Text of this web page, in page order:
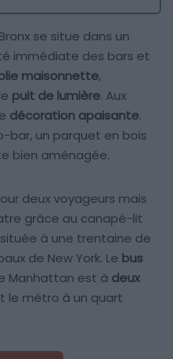
se situe dans un
immédiate des bars et
maisonnette,
puit de lumière. Aux
décoration apaisante.
bar, un parquet en bois
bien aménagée.
deux voyageurs mais
grâce au canapé-lit
à une trentaine de
de New York. Le bus
Manhattan est à deux
le métro à un quart